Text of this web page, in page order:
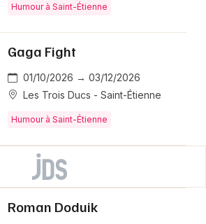
Humour à Saint-Étienne
Gaga Fight
01/10/2026 → 03/12/2026
Les Trois Ducs - Saint-Étienne
Humour à Saint-Étienne
Roman Doduik